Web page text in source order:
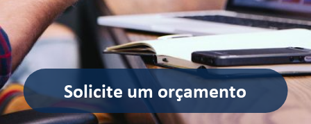
Solicite um orçamento